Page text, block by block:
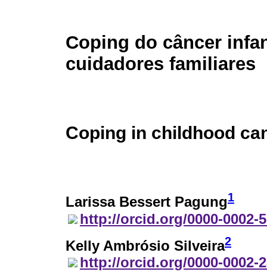
Coping do câncer
cuidadores familiares
Coping in childhood
Larissa Bessert Pagung1
http://orcid.org/0000-0002-
Kelly Ambrósio Silveira2
http://orcid.org/0000-0002-